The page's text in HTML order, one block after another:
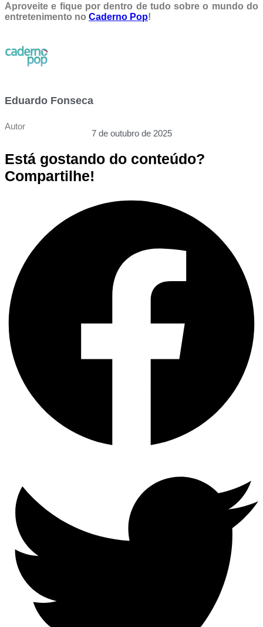
Aproveite e fique por dentro de tudo sobre o mundo do
entretenimento no Caderno Pop!
Eduardo Fonseca
Autor
7 de outubro de 2025
Está gostando do conteúdo?
Compartilhe!